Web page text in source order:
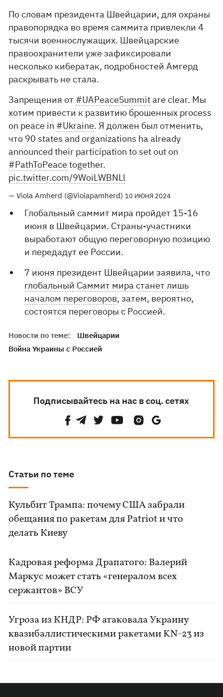
По словам президента Швейцарии, для охраны
правопорядка во время саммита привлекли 4
тысячи военнослужащих. Швейцарские
правоохранители уже зафиксировали
несколько кибератак, подробностей Амгерд
раскрывать не стала.
Запрещения от #UAPeaceSummitare clear. Мы
хотим привести к развитию брошенных process
on peace in #Ukraine. Я должен был отменить,
что 90 states and organizations ha already
announced their participation to set out on
#PathToPeace together.
pic.twitter.com/9WoiLWBNLl
— Viola Amherd (@Violapamherd) 10 ИЮНЯ 2024
Глобальный саммит мира пройдет 15-16
июня в Швейцарии. Страны-участники
выработают общую переговорную позицию
и передадут ее России.
7 июня президент Швейцарии заявила, что
глобальный Саммит мира станет лишь
началом переговоров, затем, вероятно,
состоятся переговоры с Россией.
Новости по теме:
Швейцарии
Война Украины с Россией
Подписывайтесь на нас в соц. сетях
Статьи по теме
Кульбит Трампа: почему США забрали
обещания по ракетам для Patriot и что
делать Киеву
Кадровая реформа Драпатого: Валерий
Маркус может стать «генералом всех
сержантов» ВСУ
Угроза из КНДР: РФ атаковала Украину
квазибаллистическими ракетами KN-23 из
новой партии